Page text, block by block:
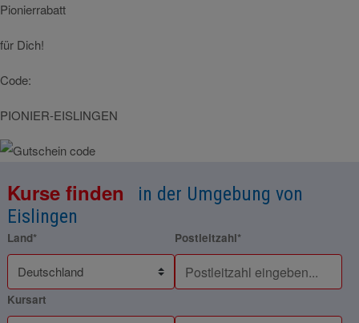
Pionierrabatt
für Dich!
Code:
PIONIER-EISLINGEN
Kurse finden
in der Umgebung von
Eislingen
Land* Postleitzahl*
Kursart